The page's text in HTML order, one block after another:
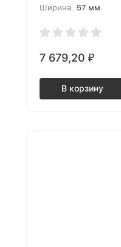
Ширина: 57 мм
7 679,20 ₽
В корзину